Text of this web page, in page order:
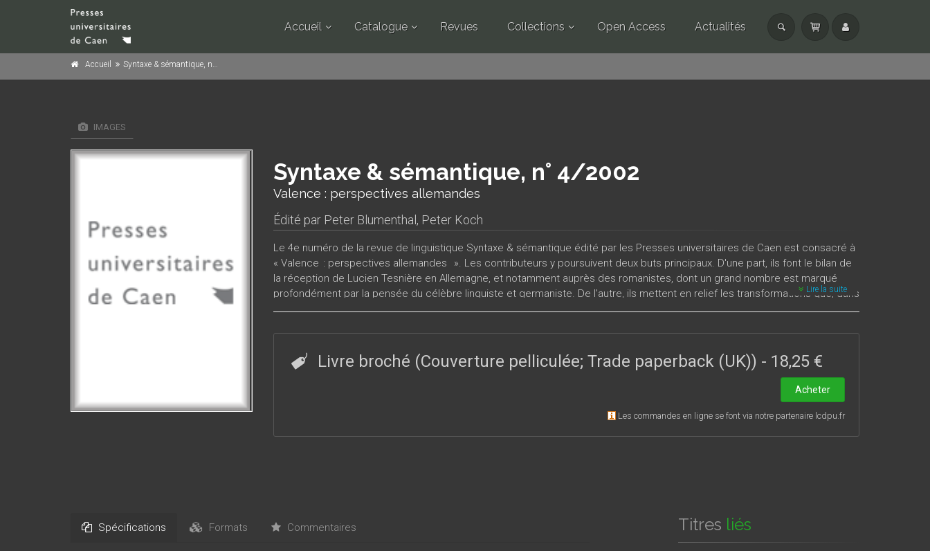
Accueil Catalogue Revues Collections Open Access Actualités
Accueil Syntaxe & sémantique, n° 4/2002
IMAGES
Syntaxe & sémantique, n° 4/2002
Valence : perspectives allemandes
Édité par Peter Blumenthal , Peter Koch
Le 4e numéro de la revue de linguistique Syntaxe & sémantique édité par les Presses universitaires de Caen est consacré à
« Valence : perspectives allemandes ». Les contributeurs y poursuivent deux buts principaux. D'une part, ils font le bilan de
la réception de Lucien Tesnière en Allemagne, et notamment auprès des romanistes, dont un grand nombre est marqué
profondément par la pensée du célèbre linguiste et germaniste. De l'autre, ils mettent en relief les transformations que, dans
les sciences du langage d’outre-Rhin, la théorie de la valence a pu subir au contact d’autres modèles plus récents. Il s’agit en
Lire la suite
Livre broché (Couverture pelliculée; Trade paperback (UK)) - 18,25 €
Acheter
Les commandes en ligne se font via notre partenaire lcdpu.fr
Spécifications Formats Commentaires Titres liés